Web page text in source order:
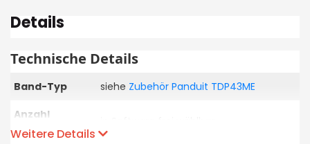
Details
Technische Details
Band-Typ siehe Zubehör Panduit TDP43ME
Anzahl
Schriftarten
Weitere Details